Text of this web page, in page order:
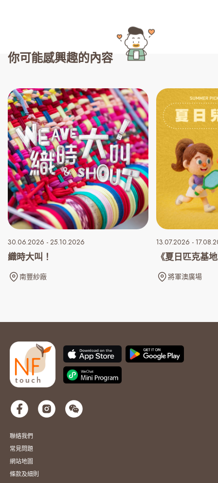
你可能感興趣的內容
30.06.2026 - 25.10.2026
織時大叫！
南豐紗廠
13.07.2026 -
《夏日匹克基
將軍澳廣場
聯絡我們
常見問題
網站地圖
條款及細則